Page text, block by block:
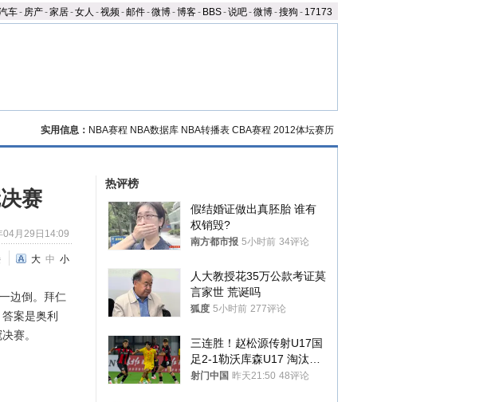
车- 房产-家居-女人 -视频-邮件-微博-博客- BBS-说吧-微博-搜狗 - 17173
实用信息： NBA赛程 NBA数据库 NBA转播表 CBA赛程 2012体坛赛历
赛
04月29日14:09
大 中 小
边倒。拜仁
案是奥利
赛。
热评榜
假结婚证做出真胚胎 谁有
权销毁?
南方都市报 5小时前 34评论
人大教授花35万公款考证莫
言家世 荒诞吗
狐度 5小时前 277评论
三连胜！赵松源传射U17国
足2-1勒沃库森U17 淘汰赛
将战河床
射门中国 昨天21:50 48评论